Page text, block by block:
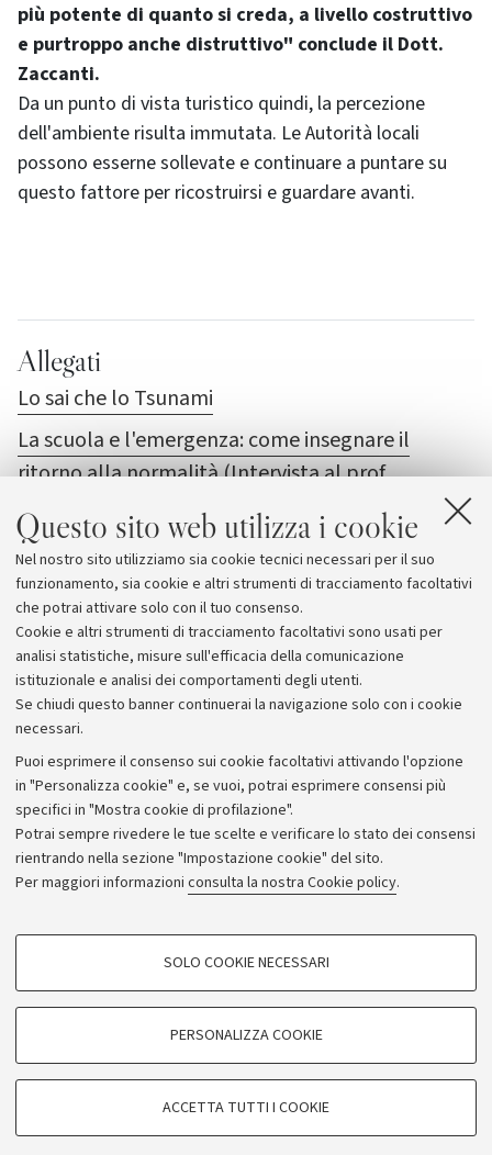
Questo sito web utilizza i cookie
Nel nostro sito utilizziamo sia cookie tecnici necessari per il suo
funzionamento, sia cookie e altri strumenti di tracciamento facoltativi
che potrai attivare solo con il tuo consenso.
Cookie e altri strumenti di tracciamento facoltativi sono usati per
analisi statistiche, misure sull'efficacia della comunicazione
istituzionale e analisi dei comportamenti degli utenti.
Se chiudi questo banner continuerai la navigazione solo con i cookie
necessari.
Puoi esprimere il consenso sui cookie facoltativi attivando l'opzione
in "Personalizza cookie" e, se vuoi, potrai esprimere consensi più
specifici in "Mostra cookie di profilazione".
Potrai sempre rivedere le tue scelte e verificare lo stato dei consensi
rientrando nella sezione "Impostazione cookie" del sito.
Per maggiori informazioni consulta la nostra Cookie policy.
COOKIE DI PROFILAZIONE - FACOLTATIVI
COOKIE TECNICI - NECESSARI
Si tratta di cookie tecnici utilizzati, a titolo esemplificativo, per il corretto
SOLO COOKIE NECESSARI
PERSONALIZZA COOKIE
ACCETTA TUTTI I COOKIE
più potente di quanto si creda, a livello costruttivo
e purtroppo anche distruttivo" conclude il Dott.
Zaccanti.
Da un punto di vista turistico quindi, la percezione
dell'ambiente risulta immutata. Le Autorità locali
possono esserne sollevate e continuare a puntare su
questo fattore per ricostruirsi e guardare avanti.
Allegati
Lo sai che lo Tsunami
La scuola e l'emergenza: come insegnare il
ritorno alla normalità (Intervista al prof.
Giuseppe Pazzagli)
Sud est asiatico: aiuti secondo tradizione
(Intervista al prof. Bruno Marangoni)
Archivio
Comunicati stampa
Redazione
Rassegna stampa
© Copyright 2026 - ALMA MATER STUDIORUM - Università di
Bologna - Via Zamboni, 33 - 40126 Bologna - PI: 01131710376 -
CF: 80007010376
Privacy
Note legali Impostazioni Cookie